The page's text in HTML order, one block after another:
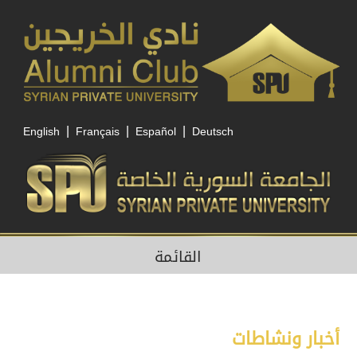
English | Français | Español | Deutsch
القائمة
أخبار ونشاطات